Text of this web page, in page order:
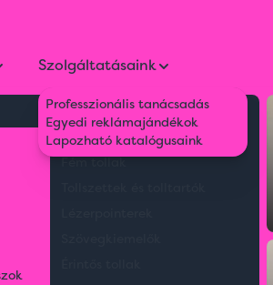
Környezetbarát tollak
Műanyag tollak
Fém tollak
Szolgáltatásaink
Professzionális tanácsadás
Egyedi reklámajándékok
Lapozható katalógusaink